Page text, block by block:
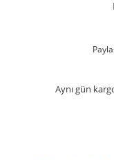
Aynı gün